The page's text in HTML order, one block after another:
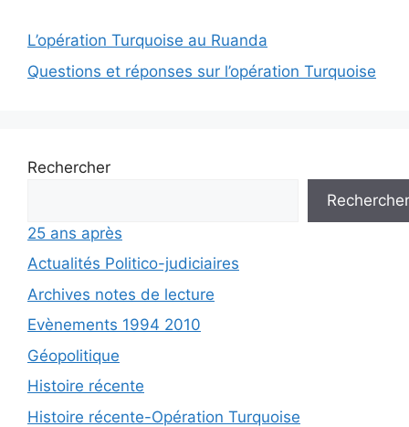
L’opération Turquoise au Ruanda
Questions et réponses sur l’opération Turquoise
Rechercher
Rechercher
25 ans après
Actualités Politico-judiciaires
Archives notes de lecture
Evènements 1994 2010
Géopolitique
Histoire récente
Histoire récente-Opération Turquoise